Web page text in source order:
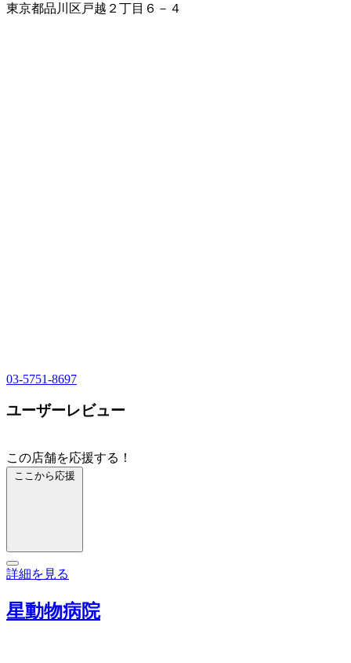
東京都品川区戸越２丁目６－４
03-5751-8697
ユーザーレビュー
この店舗を応援する！
ここから応援
詳細を見る
星動物病院